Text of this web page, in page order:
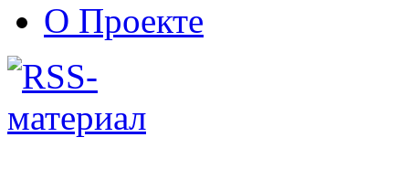
О Проекте